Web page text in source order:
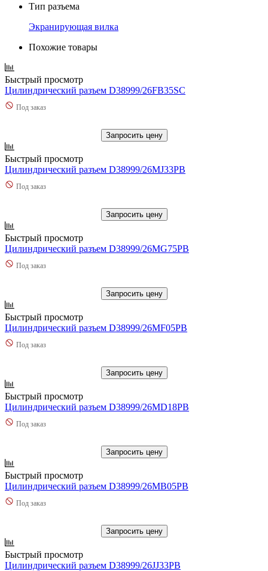
Тип разъема
Экранирующая вилка
Похожие товары
Быстрый просмотр
Цилиндрический разъем D38999/26FB35SC
Под заказ
Запросить цену
Быстрый просмотр
Цилиндрический разъем D38999/26MJ33PB
Под заказ
Запросить цену
Быстрый просмотр
Цилиндрический разъем D38999/26MG75PB
Под заказ
Запросить цену
Быстрый просмотр
Цилиндрический разъем D38999/26MF05PB
Под заказ
Запросить цену
Быстрый просмотр
Цилиндрический разъем D38999/26MD18PB
Под заказ
Запросить цену
Быстрый просмотр
Цилиндрический разъем D38999/26MB05PB
Под заказ
Запросить цену
Быстрый просмотр
Цилиндрический разъем D38999/26JJ33PB